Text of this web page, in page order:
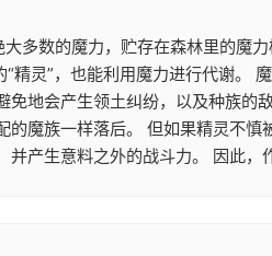
多数的魔力，贮存在森林里的
灵”，也能利用魔力进行代谢。
地会产生领土纠纷，以及种族
魔族一样落后。 但如果精灵不
产生意料之外的战斗力。 因此